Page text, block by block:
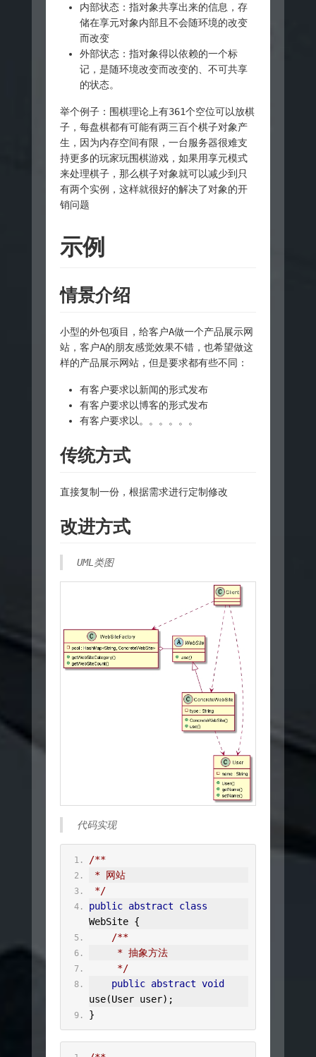
内部状态：指对象共享出来的信息，存
储在享元对象内部且不会随环境的改变
而改变
外部状态：指对象得以依赖的一个标
记，是随环境改变而改变的、不可共享
的状态。
举个例子：围棋理论上有361个空位可以放棋
子，每盘棋都有可能有两三百个棋子对象产
生，因为内存空间有限，一台服务器很难支
持更多的玩家玩围棋游戏，如果用享元模式
来处理棋子，那么棋子对象就可以减少到只
有两个实例，这样就很好的解决了对象的开
销问题
示例
情景介绍
小型的外包项目，给客户A做一个产品展示网
站，客户A的朋友感觉效果不错，也希望做这
样的产品展示网站，但是要求都有些不同：
有客户要求以新闻的形式发布
有客户要求以博客的形式发布
有客户要求以。。。。。。
传统方式
直接复制一份，根据需求进行定制修改
改进方式
UML类图
代码实现
/**
* 网站
*/
public abstract
class
WebSite {
/**
     * 抽象方法
     */
public abstract void
use(User user);
}